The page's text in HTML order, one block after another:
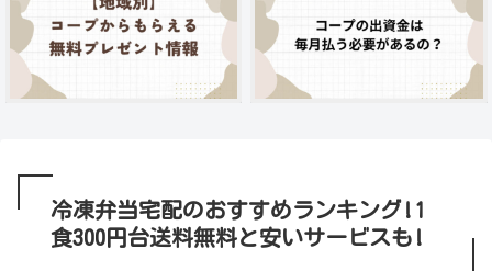
冷凍弁当宅配のおすすめランキング!1
食300円台送料無料と安いサービスも!